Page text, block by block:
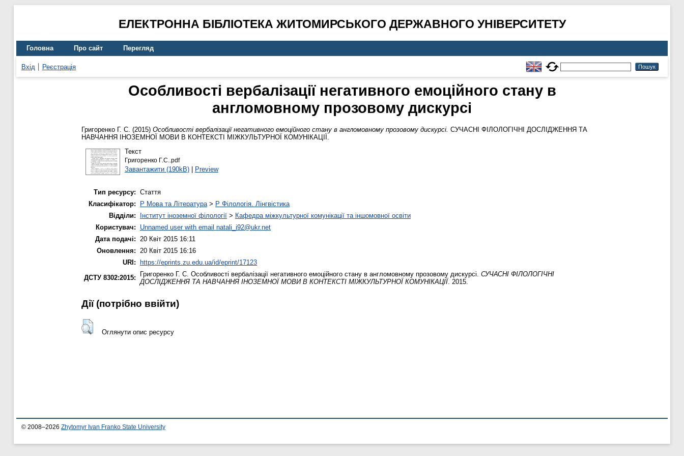
ЕЛЕКТРОННА БІБЛІОТЕКА ЖИТОМИРСЬКОГО ДЕРЖАВНОГО УНІВЕРСИТЕТУ
Головна Про сайт Перегляд
Вхід Реєстрація
Особливості вербалізації негативного емоційного стану в
англомовному прозовому дискурсі
Григоренко Г. С. (2015) Особливості вербалізації негативного емоційного стану в англомовному прозовому дискурсі. СУЧАСНІ ФІЛОЛОГІЧНІ ДОСЛІДЖЕННЯ ТА
НАВЧАННЯ ІНОЗЕМНОЇ МОВИ В КОНТЕКСТІ МІЖКУЛЬТУРНОЇ КОМУНІКАЦІЇ.
Текст
Григоренко Г.С..pdf
Завантажити (190kB)| Preview
Тип ресурсу: Стаття
Класифікатор:
P Мова та Література> P Філологія. Лінгвістика
Відділи:
Інститут іноземної філології > Кафедра міжкультурної комунікації та іншомовної освіти
Користувач:
Unnamed user with email natali_i92@ukr.net
Дата подачі: 20 Квіт 2015 16:11
Оновлення: 20 Квіт 2015 16:16
URI:
https://eprints.zu.edu.ua/id/eprint/17123
ДСТУ 8302:2015:
Григоренко Г. С. Особливості вербалізації негативного емоційного стану в англомовному прозовому дискурсі. СУЧАСНІ ФІЛОЛОГІЧНІ
ДОСЛІДЖЕННЯ ТА НАВЧАННЯ ІНОЗЕМНОЇ МОВИ В КОНТЕКСТІ МІЖКУЛЬТУРНОЇ КОМУНІКАЦІЇ. 2015.
Дії ​​(потрібно ввійти)
Оглянути опис ресурсу
© 2008–2026 Zhytomyr Ivan Franko State University